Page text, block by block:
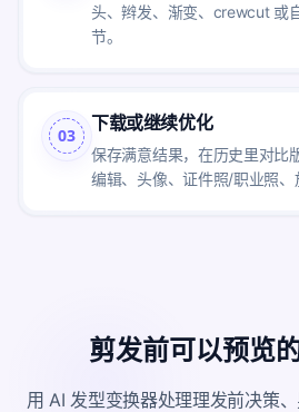
头、辫发、渐变、crewcut 或
节。
03
下载或继续优化
保存满意结果，在历史里对比
编辑、头像、证件照/职业照、
剪发前可以预览
用 AI 发型变换器处理理发前决策